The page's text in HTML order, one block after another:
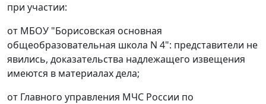
при участии:
от МБОУ "Борисовская основная
общеобразовательная школа N 4": представители не
явились, доказательства надлежащего извещения
имеются в материалах дела;
от Главного управления МЧС России по